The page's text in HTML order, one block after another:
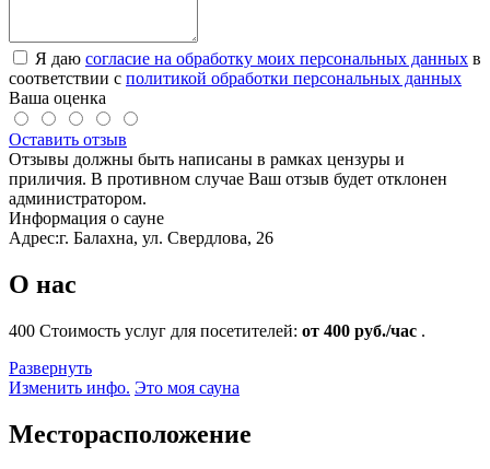
Я даю согласие на обработку моих персональных данных в
соответствии с политикой обработки персональных данных
Ваша оценка
Оставить отзыв
Отзывы должны быть написаны в рамках цензуры и
приличия. В противном случае Ваш отзыв будет отклонен
администратором.
Информация о сауне
Адрес:г. Балахна, ул. Свердлова, 26
О нас
400 Стоимость услуг для посетителей: от 400 руб./час .
Развернуть
Изменить инфо. Это моя сауна
Месторасположение